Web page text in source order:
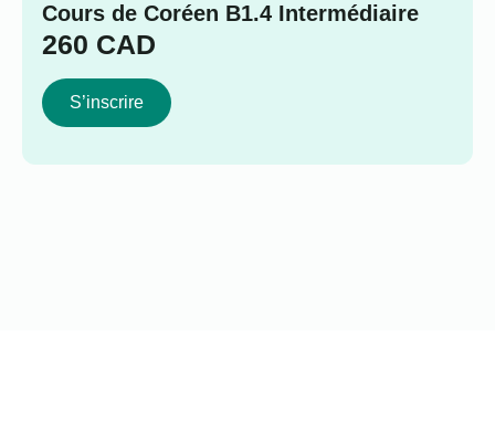
Cours de Coréen B1.4 Intermédiaire
260 CAD
S’inscrire